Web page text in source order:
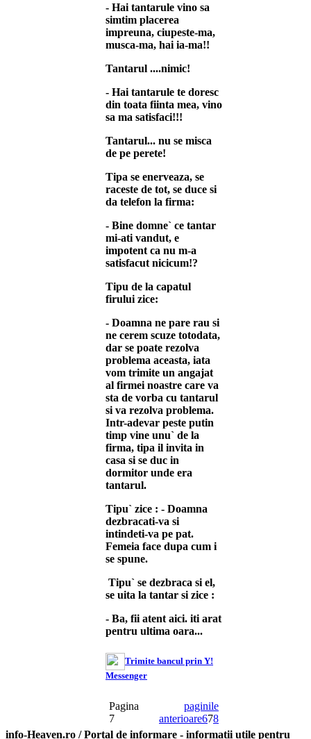
- Hai tantarule vino sa
simtim placerea
impreuna, ciupeste-ma,
musca-ma, hai ia-ma!!
Tantarul ....nimic!
- Hai tantarule te doresc
din toata fiinta mea, vino
sa ma satisfaci!!!
Tantarul... nu se misca
de pe perete!
Tipa se enerveaza, se
raceste de tot, se duce si
da telefon la firma:
- Bine domne` ce tantar
mi-ati vandut, e
impotent ca nu m-a
satisfacut nicicum!?
Tipu de la capatul
firului zice:
- Doamna ne pare rau si
ne cerem scuze totodata,
dar se poate rezolva
problema aceasta, iata
vom trimite un angajat
al firmei noastre care va
sta de vorba cu tantarul
si va rezolva problema.
Intr-adevar peste putin
timp vine unu` de la
firma, tipa il invita in
casa si se duc in
dormitor unde era
tantarul.
Tipu` zice : - Doamna
dezbracati-va si
intindeti-va pe pat.
Femeia face dupa cum i
se spune.
Tipu` se dezbraca si el,
se uita la tantar si zice :
- Ba, fii atent aici. iti arat
pentru ultima oara...
Trimite bancul prin Y!
Messenger
Pagina
7
paginile
anterioare678
info-Heaven.ro / Portal de informare - informatii utile pentru